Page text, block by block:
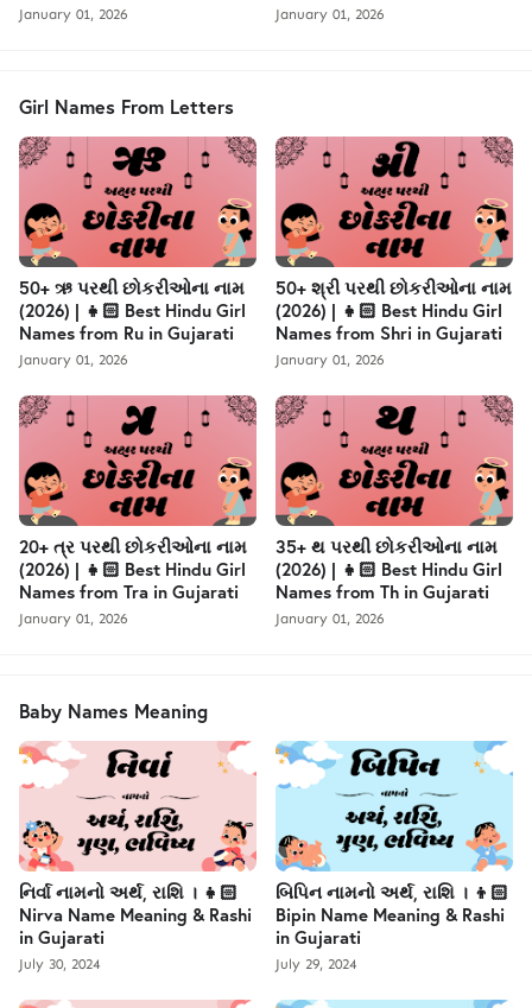
January 01, 2026 January 01, 2026
Girl Names From Letters
50+ ઋ પરથી છોકરીઓના નામ
(2026) | 👧🏻 Best Hindu Girl
Names from Ru in Gujarati
January 01, 2026
50+ શ્રી પરથી છોકરીઓના નામ
(2026) | 👧🏻 Best Hindu Girl
Names from Shri in Gujarati
January 01, 2026
20+ ત્ર પરથી છોકરીઓના નામ
(2026) | 👧🏻 Best Hindu Girl
Names from Tra in Gujarati
January 01, 2026
35+ થ પરથી છોકરીઓના નામ
(2026) | 👧🏻 Best Hindu Girl
Names from Th in Gujarati
January 01, 2026
Baby Names Meaning
નિર્વા નામનો અર્થ, રાશિ । 👧🏻
Nirva Name Meaning & Rashi
in Gujarati
July 30, 2024
બિપિન નામનો અર્થ, રાશિ । 👦🏻
Bipin Name Meaning & Rashi
in Gujarati
July 29, 2024